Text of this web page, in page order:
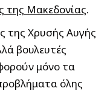
της Μακεδονίας.
της Χρυσής Αυγής
βουλευτές
μόνο τα
όλης